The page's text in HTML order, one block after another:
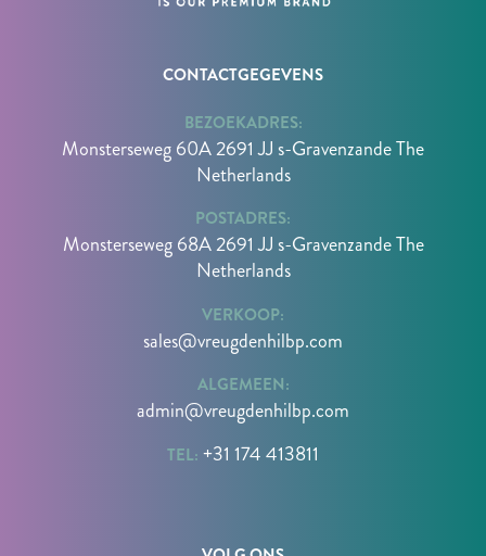
CONTACTGEGEVENS
BEZOEKADRES:
Monsterseweg 60A 2691 JJ s-Gravenzande The
Netherlands
POSTADRES:
Monsterseweg 68A 2691 JJ s-Gravenzande The
Netherlands
VERKOOP:
sales@vreugdenhilbp.com
ALGEMEEN:
admin@vreugdenhilbp.com
TEL: +31 174 413811